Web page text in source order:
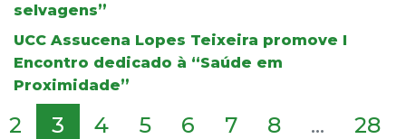
selvagens”
UCC Assucena Lopes Teixeira promove I
Encontro dedicado à “Saúde em
Proximidade”
2 3 4 5 6 7 8 ... 28